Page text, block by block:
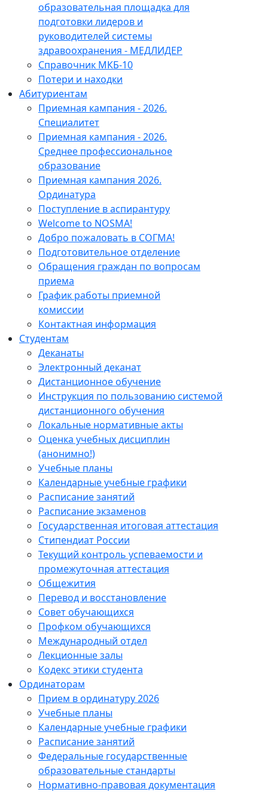
образовательная площадка для
подготовки лидеров и
руководителей системы
здравоохранения - МЕДЛИДЕР
Справочник МКБ-10
Потери и находки
Абитуриентам
Приемная кампания - 2026.
Специалитет
Приемная кампания - 2026.
Среднее профессиональное
образование
Приемная кампания 2026.
Ординатура
Поступление в аспирантуру
Welcome to NOSMA!
Добро пожаловать в СОГМА!
Подготовительное отделение
Обращения граждан по вопросам
приема
График работы приемной
комиссии
Контактная информация
Студентам
Деканаты
Электронный деканат
Дистанционное обучение
Инструкция по пользованию системой
дистанционного обучения
Локальные нормативные акты
Оценка учебных дисциплин
(анонимно!)
Учебные планы
Календарные учебные графики
Расписание занятий
Расписание экзаменов
Государственная итоговая аттестация
Стипендиат России
Текущий контроль успеваемости и
промежуточная аттестация
Общежития
Перевод и восстановление
Совет обучающихся
Профком обучающихся
Международный отдел
Лекционные залы
Кодекс этики студента
Ординаторам
Прием в ординатуру 2026
Учебные планы
Календарные учебные графики
Расписание занятий
Федеральные государственные
образовательные стандарты
Нормативно-правовая документация